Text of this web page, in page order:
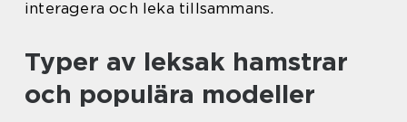
interagera och leka tillsammans.
Typer av leksak hamstrar
och populära modeller